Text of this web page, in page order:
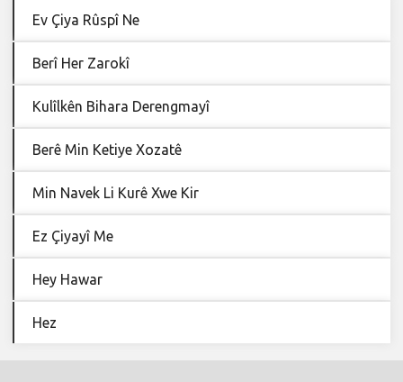
Ev Çiya Rûspî Ne
Berî Her Zarokî
Kulîlkên Bihara Derengmayî
Berê Min Ketiye Xozatê
Min Navek Li Kurê Xwe Kir
Ez Çiyayî Me
Hey Hawar
Hez